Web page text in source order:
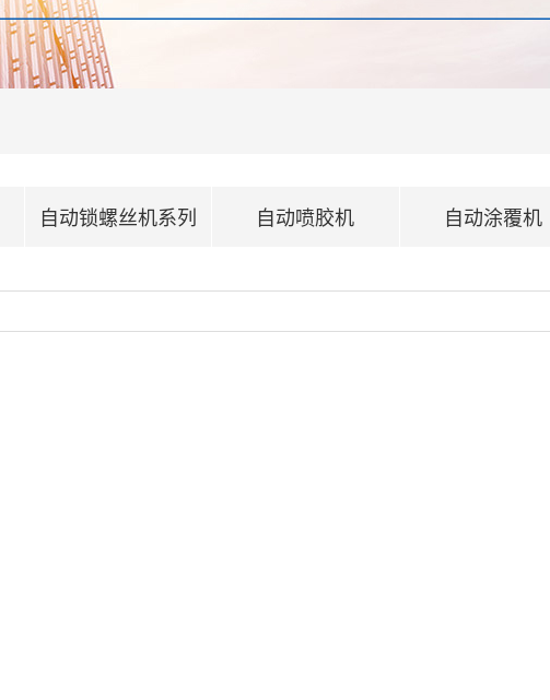
自动锁螺丝机系列 自动喷胶机 自动涂覆机